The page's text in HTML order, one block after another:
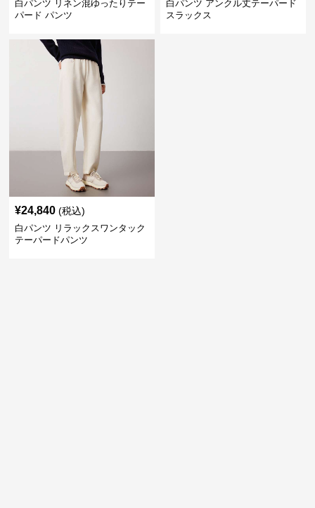
白パンツ リネン混ゆったりテー
パード パンツ
白パンツ アンクル丈テーパード
スラックス
¥24,840 (税込)
白パンツ リラックスワンタック
テーパードパンツ